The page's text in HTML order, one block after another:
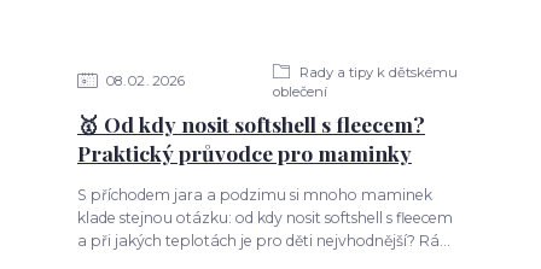
08 02 2026
Rady a tipy k dětskému
oblečení
🥇 Od kdy nosit softshell s fleecem?
Praktický průvodce pro maminky
S příchodem jara a podzimu si mnoho maminek
klade stejnou otázku: od kdy nosit softshell s fleecem
a při jakých teplotách je pro děti nejvhodnější? Rá...